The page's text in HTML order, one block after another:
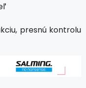
presnú kontrolu